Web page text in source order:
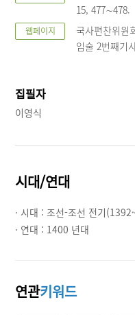
15, 477∼478.
웹페이지
국사편찬위
임술 2번째
집필자
이영식
시대/연대
· 시대 : 조선-조선 전기
· 연대 : 1400 년대
연관키워드